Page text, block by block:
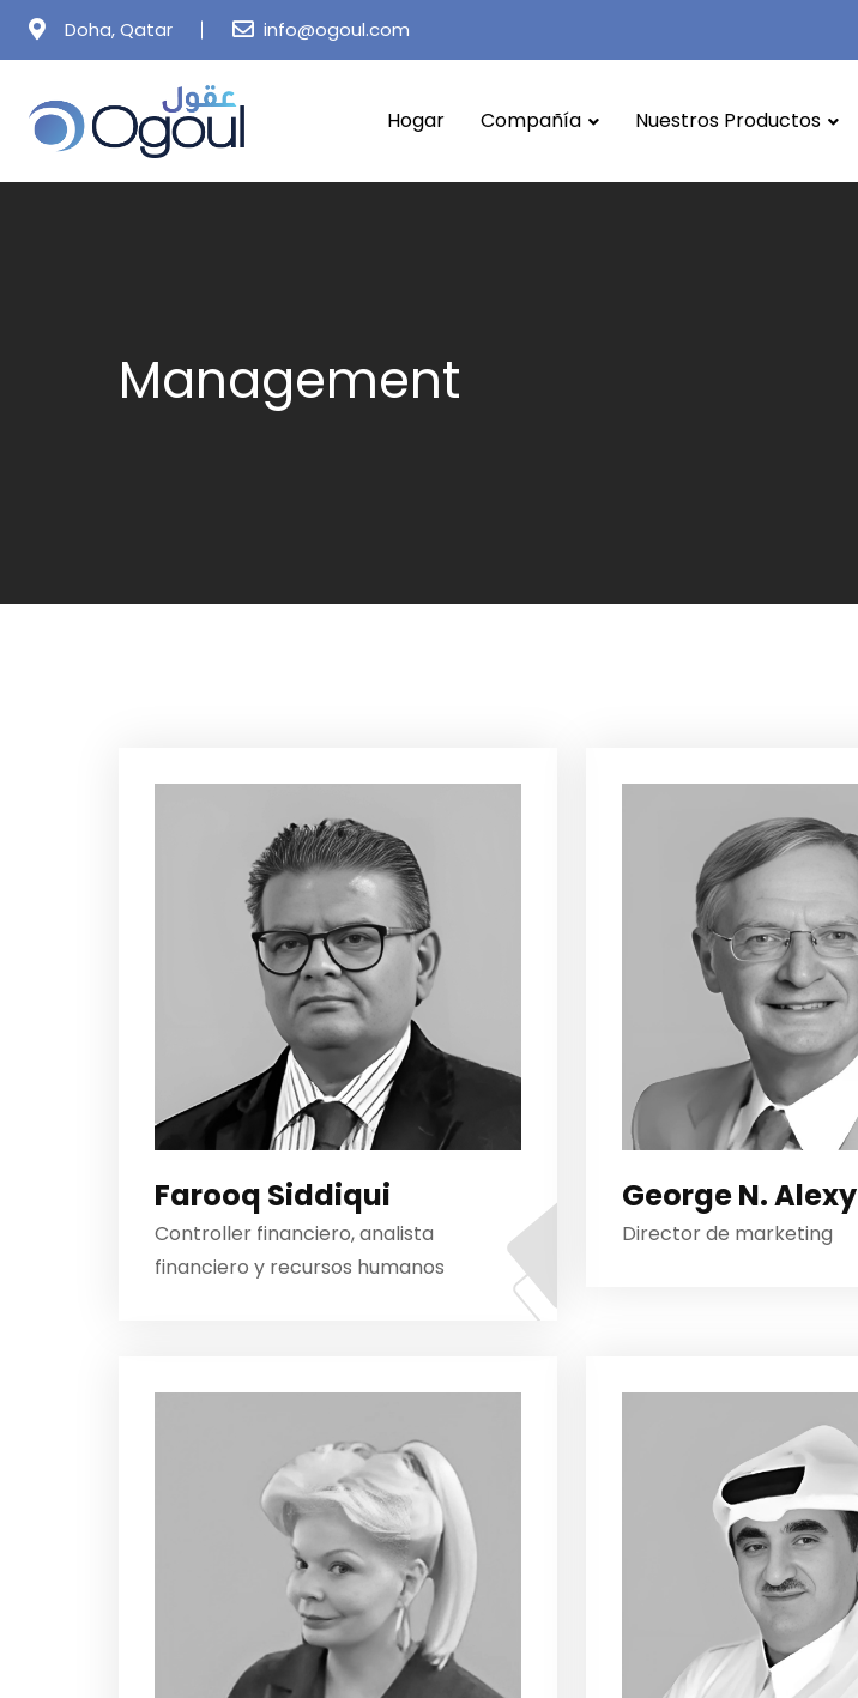
Skip
Doha, Qatar info@ogoul.com
Hogar Compañía Nuestros Productos
Management
Farooq Siddiqui
Controller financiero, analista
financiero y recursos humanos
George N. Alexy
Director de marketing